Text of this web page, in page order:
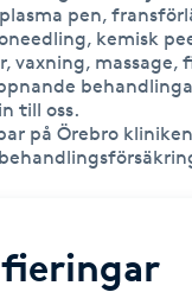
pen,
kemisk
vaxning, massage,
till oss.
på Örebro